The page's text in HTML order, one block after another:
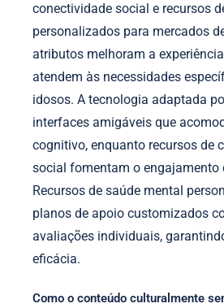
conectividade social e recursos
personalizados para mercados
atributos melhoram a
atendem às necessidades
idosos. A tecnologia adaptada
interfaces amigáveis que
cognitivo, enquanto recursos de
social fomentam o engajamento
Recursos de saúde mental
planos de apoio customizados
avaliações individuais,
eficácia.
Como o conteúdo culturalmente